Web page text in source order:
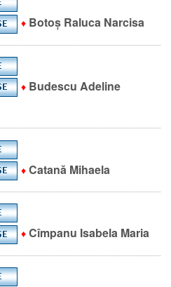
♦ Botoș Raluca Narcisa
♦ Budescu Adeline
♦ Catană Mihaela
♦ Cîmpanu Isabela Maria